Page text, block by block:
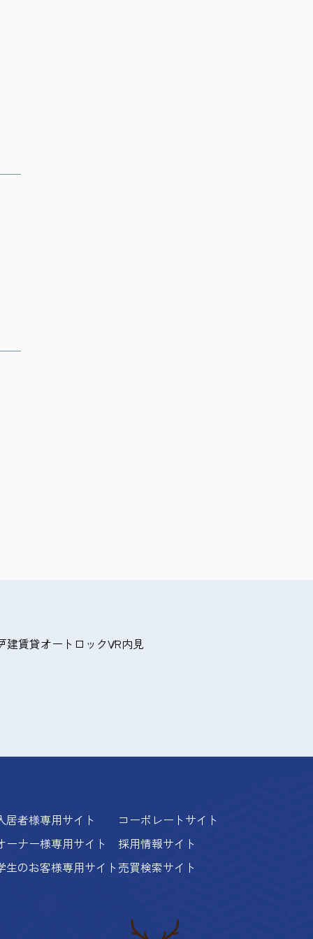
建賃貸オートロックVR内見
居者様専用サイト
ーナー様専用サイト
生のお客様専用サイト
コーポレートサイト
採用情報サイト
売買検索サイト